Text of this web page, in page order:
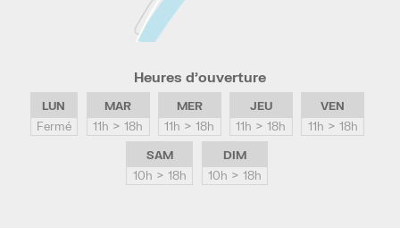
Heures d’ouverture
LUN
Fermé
MAR
11h > 18h
MER
11h > 18h
JEU
11h > 18h
VEN
11h > 18h
SAM
10h > 18h
DIM
10h > 18h